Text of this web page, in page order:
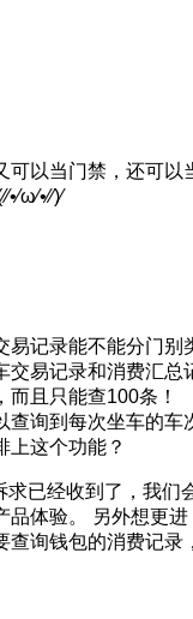
可以当门禁，还可以
易记录能不能分门别
交易记录和消费汇总
且只能查100条！
查询到每次坐车的车
上这个功能？
求已经收到了，我们
品体验。 另外想更进
查询钱包的消费记录